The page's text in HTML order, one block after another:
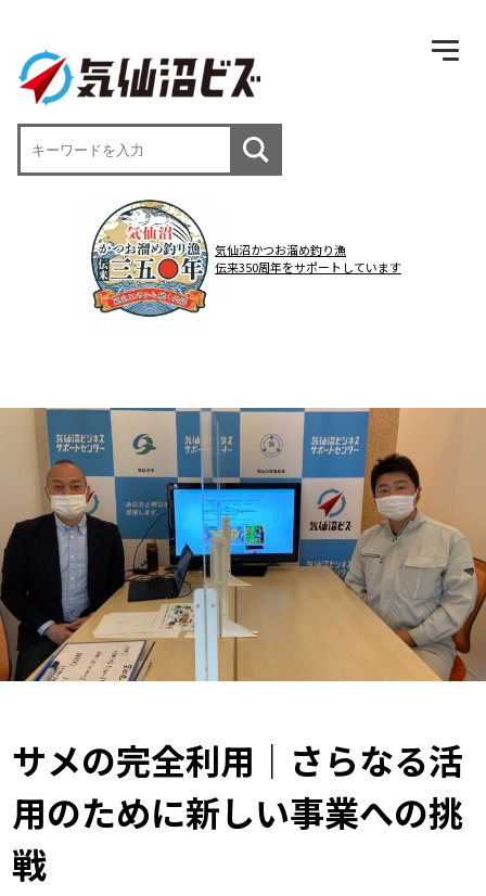
気仙沼かつお溜め釣り漁
伝来350周年をサポートしています
サメの完全利用｜さらなる活
用のために新しい事業への挑
戦